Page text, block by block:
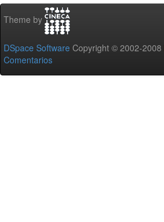
Theme by
DSpace Software Copyright © 2002-2008
Comentarios